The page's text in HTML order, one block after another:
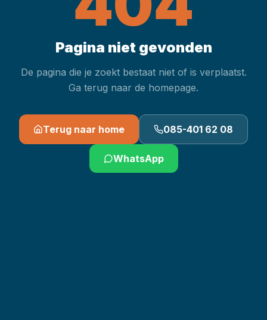
Pagina niet gevonden
De pagina die je zoekt bestaat niet of is verplaatst.
Ga terug naar de homepage.
Terug naar home 085-401 62 08
WhatsApp